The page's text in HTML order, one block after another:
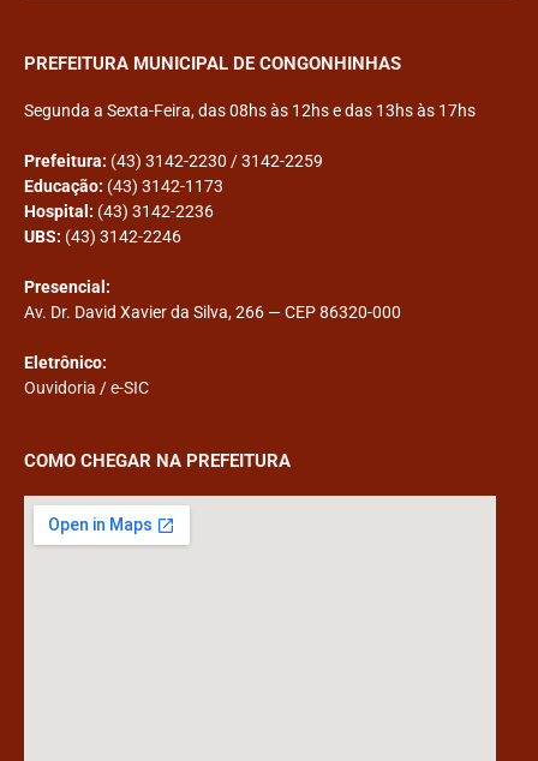
PREFEITURA MUNICIPAL DE CONGONHINHAS
Segunda a Sexta-Feira, das 08hs às 12hs e das 13hs às 17hs
Prefeitura: (43) 3142-2230 / 3142-2259
Educação: (43) 3142-1173
Hospital: (43) 3142-2236
UBS: (43) 3142-2246
Presencial:
Av. Dr. David Xavier da Silva, 266 — CEP 86320-000
Eletrônico:
Ouvidoria /e-SIC
COMO CHEGAR NA PREFEITURA